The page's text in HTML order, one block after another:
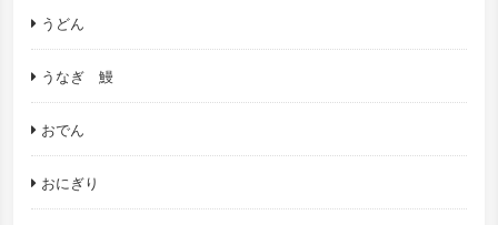
うどん
うなぎ 鰻
おでん
おにぎり